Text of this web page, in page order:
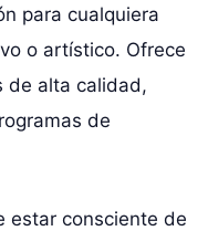
para cualquiera
o artístico. Ofrece
de alta calidad,
de
estar consciente de